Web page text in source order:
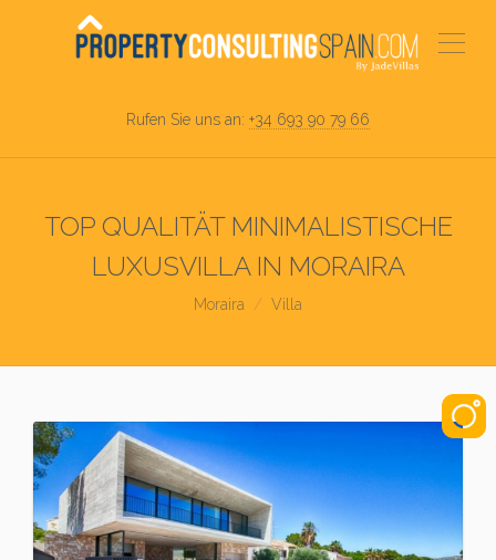
Rufen Sie uns an: +34 693 90 79 66
TOP QUALITÄT MINIMALISTISCHE
LUXUSVILLA IN MORAIRA
Moraira Villa